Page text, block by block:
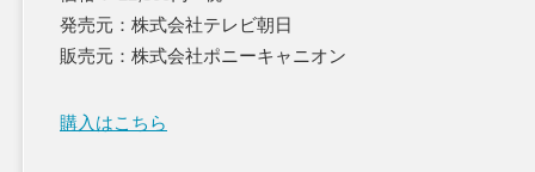
発売元：株式会社テレビ朝日
販売元：株式会社ポニーキャニオン
購入はこちら